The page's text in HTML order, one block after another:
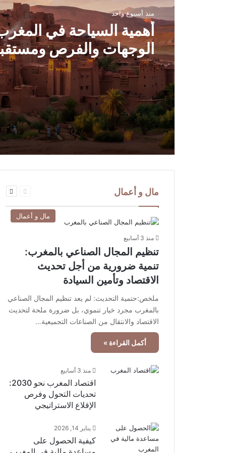
منذ أسبوع واحد
أهمية السياحة في
الوجهات والفرص
القطاع
مال و أعمال
الصفحة
مال و أعمال
منذ 3 أسابيع
تنظيم المجال الصناعي بالمغرب:
تنمية ضرورية من أجل تحديث
الاقتصاد وتأمين السيادة
ملخص:حتمية التحديث: لم يعد تنظيم المجال الصناعي
بالمغرب مجرد خيار تنموي، بل ضرورة ملحة لتحديث
الاقتصاد والانتقال من الصناعات التجميعية…
أكمل القراءة »
منذ 3 أسابيع
اقتصاد المغرب نحو 2030:
تحديات التحول وفرص
الإقلاع الاستراتيجي
يناير 14, 2026
كيفية الحصول على